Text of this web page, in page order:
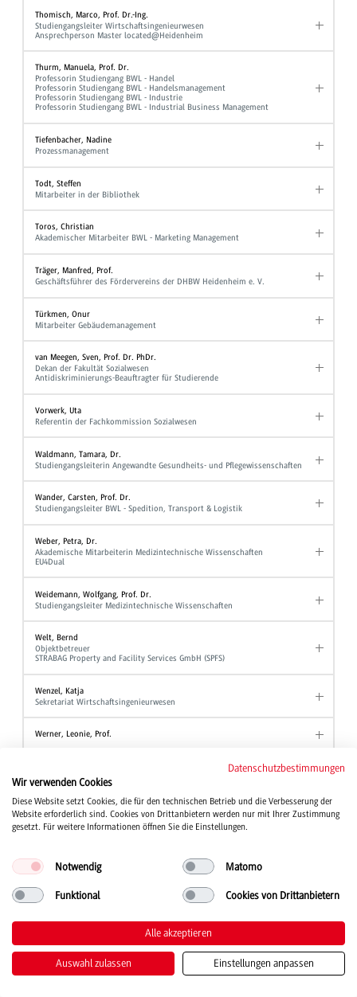
Thomisch, Marco, Prof. Dr.-Ing.
Studiengangsleiter Wirtschaftsingenieurwesen
Ansprechperson Master located@Heidenheim
Thurm, Manuela, Prof. Dr.
Professorin Studiengang BWL - Handel
Professorin Studiengang BWL - Handelsmanagement
Professorin Studiengang BWL - Industrie
Professorin Studiengang BWL - Industrial Business Management
Tiefenbacher, Nadine
Prozessmanagement
Todt, Steffen
Mitarbeiter in der Bibliothek
Toros, Christian
Akademischer Mitarbeiter BWL - Marketing Management
Träger, Manfred, Prof.
Geschäftsführer des Fördervereins der DHBW Heidenheim e. V.
Türkmen, Onur
Mitarbeiter Gebäudemanagement
van Meegen, Sven, Prof. Dr. PhDr.
Dekan der Fakultät Sozialwesen
Antidiskriminierungs-Beauftragter für Studierende
Vorwerk, Uta
Referentin der Fachkommission Sozialwesen
Waldmann, Tamara, Dr.
Studiengangsleiterin Angewandte Gesundheits- und Pflegewissenschaften
Wander, Carsten, Prof. Dr.
Studiengangsleiter BWL - Spedition, Transport & Logistik
Weber, Petra, Dr.
Akademische Mitarbeiterin Medizintechnische Wissenschaften
EU4Dual
Weidemann, Wolfgang, Prof. Dr.
Studiengangsleiter Medizintechnische Wissenschaften
Welt, Bernd
Objektbetreuer
STRABAG Property and Facility Services GmbH (SPFS)
Wenzel, Katja
Sekretariat Wirtschaftsingenieurwesen
Werner, Leonie, Prof.
Akademische Mitarbeiterin Angewandte Hebammenwissenschaft
Wind, Tanja, Prof. Dr.
Studiengang Kinder- und Jugendhilfe
Professor Studiengang BWL - Industrie
Professor Studiengang BWL - Industrial Business Management
Stellvertretende Ansprechpartnerin der Beauftragten für Chancengleichheit
Witt, Alexander
Datenschutzbestimmungen
Wir verwenden Cookies
Diese Website setzt Cookies, die für den technischen Betrieb und die Verbesserung der
Website erforderlich sind. Cookies von Drittanbietern werden nur mit Ihrer Zustimmung
gesetzt. Für weitere Informationen öffnen Sie die Einstellungen.
Notwendig Matomo
Funktional Cookies von Drittanbietern
Alle akzeptieren
Auswahl zulassen Einstellungen anpassen